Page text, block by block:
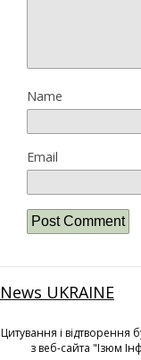
Name
Email
News UKRAINE
Цитування і відтворення
з веб-сайта "Ізюм